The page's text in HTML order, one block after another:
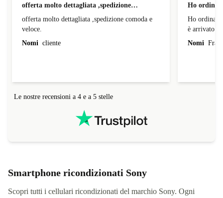
offerta molto dettagliata ,spedizione…
offerta molto dettagliata ,spedizione comoda e
veloce.
Nomi cliente
Ho
Ho
è arrivato
Nomi
Le nostre recensioni a 4 e a 5 stelle
Smartphone ricondizionati Sony
Scopri tutti i cellulari ricondizionati del marchio Sony. Ogni